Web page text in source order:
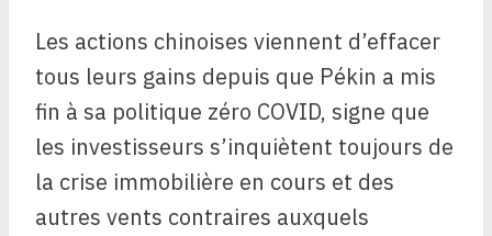
Les actions chinoises viennent d’effacer
tous leurs gains depuis que Pékin a mis
fin à sa politique zéro COVID, signe que
les investisseurs s’inquiètent toujours de
la crise immobilière en cours et des
autres vents contraires auxquels